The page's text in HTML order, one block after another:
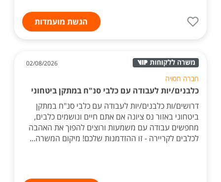
הגשת מועמדות
02/08/2026
חברה חסויה
כלבנים/יות לעבודה עם כלבי סנ"ח במתקן ביטחוני
דרושים/ות כלבנים/יות לעבודה עם כלבי סנ"ח במתקן
ביטחוני באזור נס ציונה אם אתם חיים ונושמים כלבים,
מחפשים עבודה עם משמעות ורוצים להפוך את האהבה
לכלבים לקריירה - זו ההזדמנות שלכם! מיקום המשרה...